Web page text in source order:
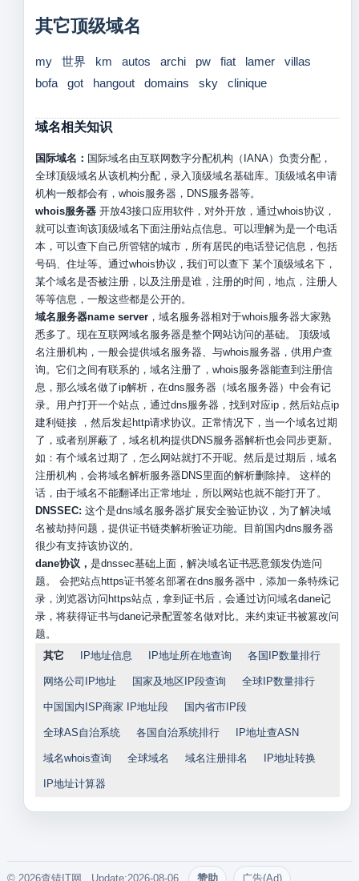
其它顶级域名
my 世界 km autos archi pw fiat lamer
villas
bofa
got hangout domains sky clinique
域名相关知识
国际域名： 国际域名由互联网数字分配机构（IANA）负责分配，
全球顶级域名从该机构分配，录入顶级域名基础库。顶级域名申请
机构一般都会有，whois服务器，DNS服务器等。
whois服务器开放43接口应用软件，对外开放，通过whois协议，
就可以查询该顶级域名下面注册站点信息。可以理解为是一个电话
本，可以查下自己所管辖的城市，所有居民的电话登记信息，包括
号码、住址等。通过whois协议，我们可以查下 某个顶级域名下，
某个域名是否被注册，以及注册是谁，注册的时间，地点，注册人
等等信息，一般这些都是公开的。
域名服务器name server，域名服务器相对于whois服务器大家熟
悉多了。现在互联网域名服务器是整个网站访问的基础。 顶级域
名注册机构，一般会提供域名服务器、与whois服务器，供用户查
询。它们之间有联系的，域名注册了，whois服务器能查到注册信
息，那么域名做了ip解析，在dns服务器（域名服务器）中会有记
录。用户打开一个站点，通过dns服务器，找到对应ip，然后站点ip
建利链接 ，然后发起http请求协议。正常情况下，当一个域名过期
了，或者别屏蔽了，域名机构提供DNS服务器解析也会同步更新。
如：有个域名过期了，怎么网站就打不开呢。然后是过期后，域名
注册机构，会将域名解析服务器DNS里面的解析删除掉。 这样的
话，由于域名不能翻译出正常地址，所以网站也就不能打开了。
DNSSEC: 这个是dns域名服务器扩展安全验证协议，为了解决域
名被劫持问题，提供证书链类解析验证功能。目前国内dns服务器
很少有支持该协议的。
dane协议， 是dnssec基础上面，解决域名证书恶意颁发伪造问
题。 会把站点https证书签名部署在dns服务器中，添加一条特殊记
录，浏览器访问https站点，拿到证书后，会通过访问域名dane记
录，将获得证书与dane记录配置签名做对比。来约束证书被篡改问
题。
其它
IP地址信息 IP地址所在地查询 各国IP数量排行
网络公司IP地址 国家及地区IP段查询 全球IP数量排行
中国国内ISP商家 IP地址段 国内省市IP段
全球AS自治系统 各国自治系统排行 IP地址查ASN
域名whois查询 全球域名 域名注册排名 IP地址转换
IP地址计算器
© 2026查错IT网. Update:2026-08-06 赞助 广告(Ad)